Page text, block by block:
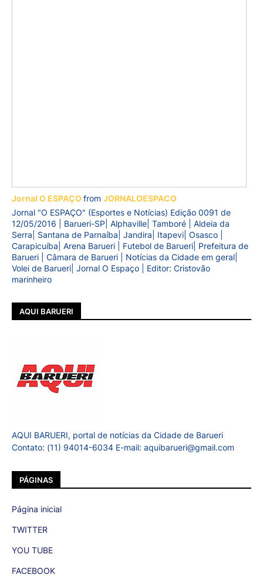
Jornal O ESPAÇOfrom JORNALOESPACO
Jornal "O ESPAÇO" (Esportes e Notícias) Edição 0091 de
12/05/2016 | Barueri-SP| Alphaville| Tamboré | Aldeia da
Serra| Santana de Parnaíba| Jandira| Itapevi| Osasco |
Carapicuíba| Arena Barueri | Futebol de Barueri| Prefeitura de
Barueri | Câmara de Barueri | Notícias da Cidade em geral|
Volei de Barueri| Jornal O Espaço | Editor: Cristovão
marinheiro
AQUI BARUERI
AQUI BARUERI, portal de notícias da Cidade de Barueri
Contato: (11) 94014-6034 E-mail: aquibarueri@gmail.com
PÁGINAS
Página inicial
TWITTER
YOU TUBE
FACEBOOK